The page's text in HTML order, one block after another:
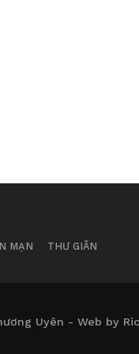
MẠN THƯ GIÃN
Uyên - Web by